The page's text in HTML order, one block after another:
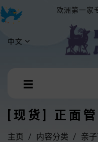
欧洲第一家
中文
Toggle
☰
[现货] 正面管
主页 内容分类 亲